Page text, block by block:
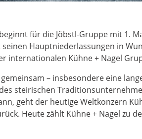
für die Jöbstl-Gruppe mit 1.
Hauptniederlassungen in
internationalen Kühne + Nagel
– insbesondere eine
steirischen
geht der heutige Weltkonzern
Heute zählt Kühne + Nagel zu